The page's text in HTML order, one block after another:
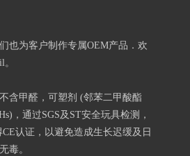
也为客户制作专属OEM产品．欢
含甲醛，可塑剂 (邻苯二甲酸酯
，通过SGS及ST安全玩具检测，
认证，以避免造成生长迟缓及日
毒。